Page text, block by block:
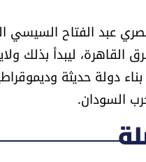
عبد الفتاح السيسي
القاهرة، ليبدأ بذلك
دولة حديثة
السودان.